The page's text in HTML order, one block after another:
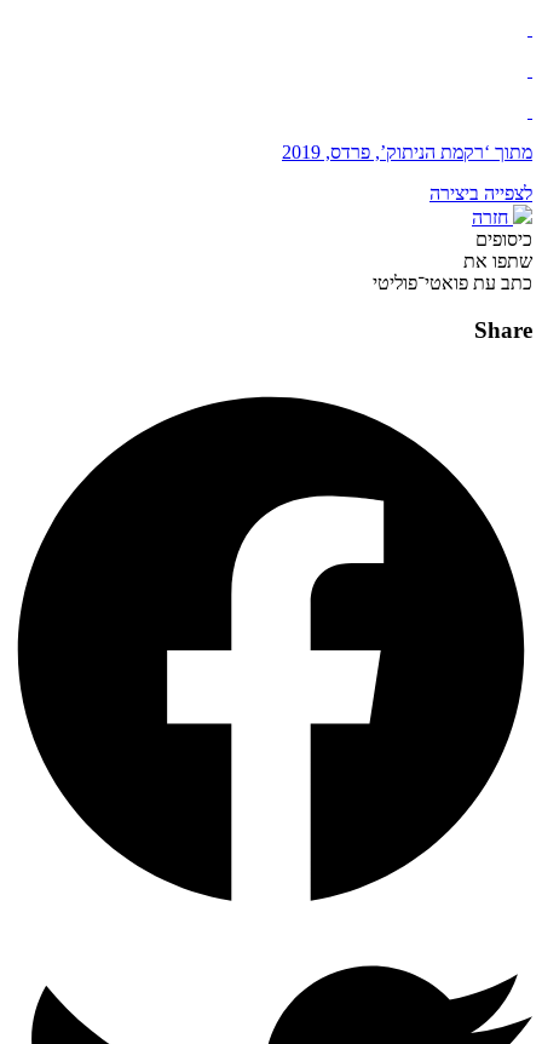
מתוך ‘רקמת הניתוק’, פרדס, 2019
לצפייה ביצירה
חזרה
כיסופים
שתפו את
כתב עת פואטי־פוליטי
Share